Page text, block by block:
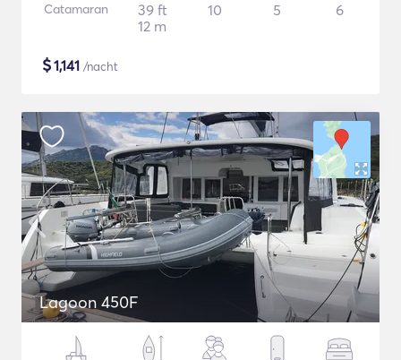
Catamaran
39 ft
12 m
10 5 6
$1,141 /nacht
Lagoon 450F